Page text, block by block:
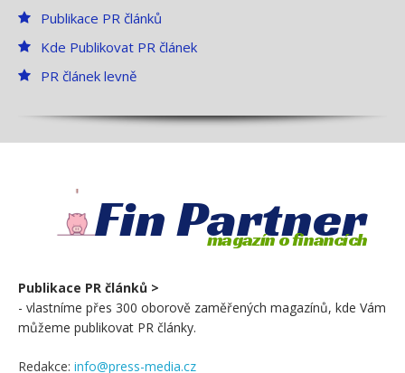
Publikace PR článků
Kde Publikovat PR článek
PR článek levně
Fin Partner
magazín o financích
Publikace PR článků >
- vlastníme přes 300 oborově zaměřených magazínů, kde Vám
můžeme publikovat PR články.
Redakce: info@press-media.cz